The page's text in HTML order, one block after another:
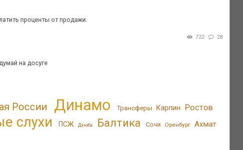
проценты от продажи.
722 28
на досуге
России Динамо Трансферы Карпин Ростов
слухи ПСЖ Дзюба Балтика Сочи Оренбург Ахмат